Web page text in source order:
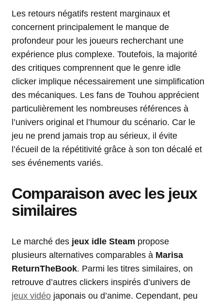
Les retours négatifs restent marginaux et
concernent principalement le manque de
profondeur pour les joueurs recherchant une
expérience plus complexe. Toutefois, la majorité
des critiques comprennent que le genre idle
clicker implique nécessairement une simplification
des mécaniques. Les fans de Touhou apprécient
particulièrement les nombreuses références à
l’univers original et l’humour du scénario. Car le
jeu ne prend jamais trop au sérieux, il évite
l’écueil de la répétitivité grâce à son ton décalé et
ses événements variés.
Comparaison avec les jeux
similaires
Le marché des jeux idle Steam propose
plusieurs alternatives comparables à Marisa
ReturnTheBook. Parmi les titres similaires, on
retrouve d’autres clickers inspirés d’univers de
jeux vidéo japonais ou d’anime. Cependant, peu